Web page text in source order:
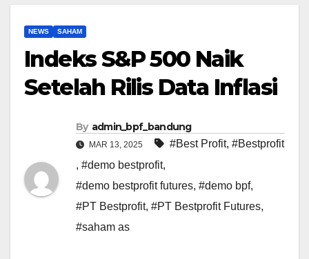
NEWS SAHAM
Indeks S&P 500 Naik
Setelah Rilis Data Inflasi
By admin_bpf_bandung
MAR 13, 2025 #Best Profit, #Bestprofit
, #demo bestprofit,
#demo bestprofit futures, #demo bpf,
#PT Bestprofit, #PT Bestprofit Futures,
#saham as